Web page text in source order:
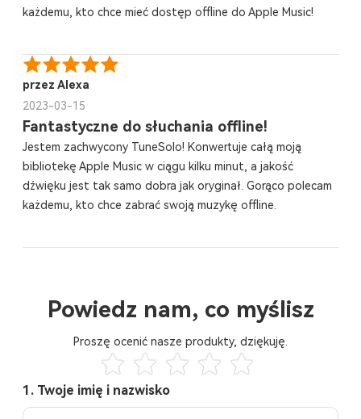
każdemu, kto chce mieć dostęp offline do Apple Music!
przez Alexa
2023-03-15
Fantastyczne do słuchania offline!
Jestem zachwycony TuneSolo! Konwertuje całą moją
bibliotekę Apple Music w ciągu kilku minut, a jakość
dźwięku jest tak samo dobra jak oryginał. Gorąco polecam
każdemu, kto chce zabrać swoją muzykę offline.
Powiedz nam, co myślisz
Proszę ocenić nasze produkty, dziękuję.
1. Twoje imię i nazwisko